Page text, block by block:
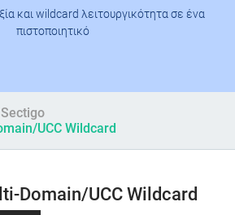
και wildcard λειτουργικότητα σε ένα
πιστοποιητικό
Sectigo
UCC Wildcard
Domain/UCC Wildcard